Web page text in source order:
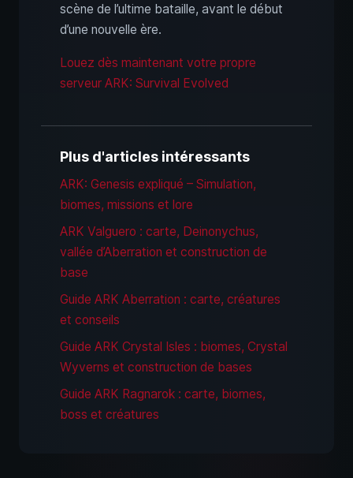
scène de l’ultime bataille, avant le début
d’une nouvelle ère.
Louez dès maintenant votre propre
serveur ARK: Survival Evolved
Plus d'articles intéressants
ARK: Genesis expliqué – Simulation,
biomes, missions et lore
ARK Valguero : carte, Deinonychus,
vallée d’Aberration et construction de
base
Guide ARK Aberration : carte, créatures
et conseils
Guide ARK Crystal Isles : biomes, Crystal
Wyverns et construction de bases
Guide ARK Ragnarok : carte, biomes,
boss et créatures